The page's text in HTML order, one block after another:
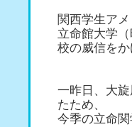
関西学生ア
立命館大学
校の威信をか
一昨日、大
たため、
今季の立命